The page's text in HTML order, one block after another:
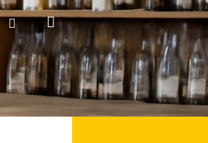
PrihlásenieNákupný
košík